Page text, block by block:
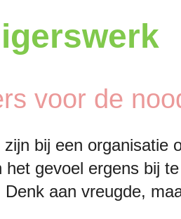
voor de
bij een organisatie
het gevoel ergens bij
aan vreugde,